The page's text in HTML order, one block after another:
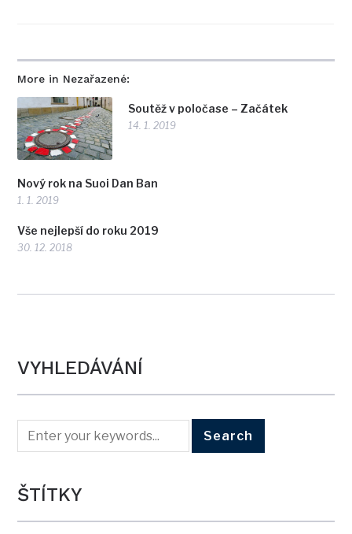
More in Nezařazené:
Soutěž v poločase – Začátek
14. 1. 2019
Nový rok na Suoi Dan Ban
1. 1. 2019
Vše nejlepší do roku 2019
30. 12. 2018
VYHLEDÁVÁNÍ
ŠTÍTKY